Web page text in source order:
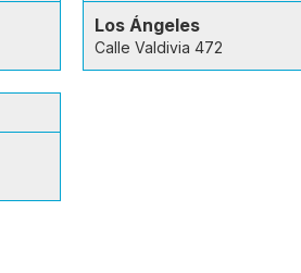
Los Ángeles
Calle Valdivia 472